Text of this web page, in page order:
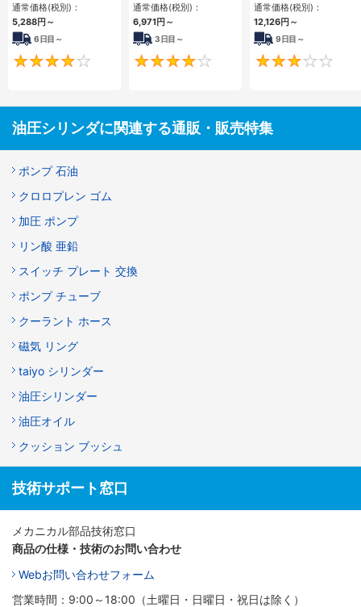
通常価格(税別)：
5,288円～
6日目～
4
通常価格(税別)：
6,971円～
3日目～
4
通常価格(税別)：
12,126円～
9日目～
油圧シリンダに関連する通販・販売特集
ポンプ 石油
クロロプレン ゴム
加圧 ポンプ
リン酸 亜鉛
スイッチ プレート 交換
ポンプ チューブ
クーラント ホース
磁気 リング
taiyo シリンダー
油圧シリンダー
油圧オイル
クッション ブッシュ
技術サポート窓口
メカニカル部品技術窓口
商品の仕様・技術のお問い合わせ
Webお問い合わせフォーム
営業時間：9:00～18:00（土曜日・日曜日・祝日は除く）